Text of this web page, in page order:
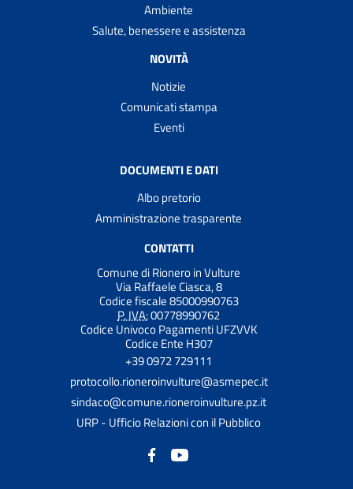
Ambiente
Salute, benessere e assistenza
NOVITÀ
Notizie
Comunicati stampa
Eventi
DOCUMENTI E DATI
Albo pretorio
Amministrazione trasparente
CONTATTI
Comune di Rionero in Vulture
Via Raffaele Ciasca, 8
Codice fiscale 85000990763
P. IVA:00778990762
Codice Univoco Pagamenti UFZVVK
Codice Ente H307
+39 0972 729111
protocollo.rioneroinvulture@asmepec.it
sindaco@comune.rioneroinvulture.pz.it
URP - Ufficio Relazioni con il Pubblico